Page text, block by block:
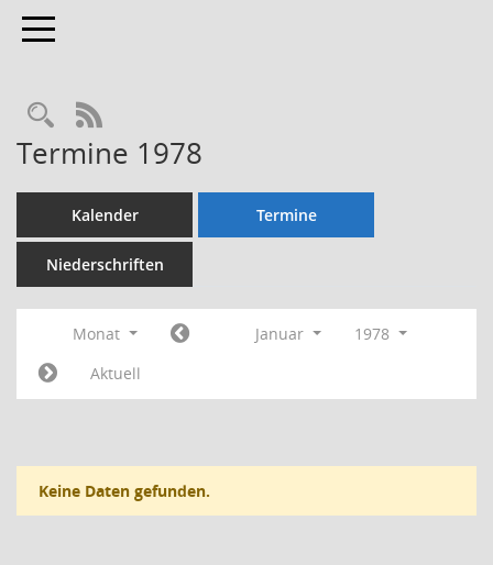
Toggle navigation
Rechercheauswahl
RSS-Feed
Termine 1978
Kalender Termine
Niederschriften
Monat Januar
1978
Aktuell
Keine Daten gefunden.